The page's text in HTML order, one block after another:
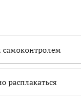
расплакаться